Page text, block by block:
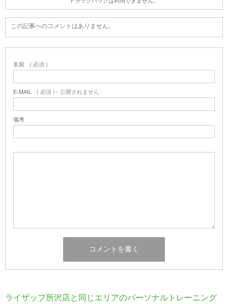
この記事へのコメントはありません。
名前 ( 必須 )
E-MAIL ( 必須 ) - 公開されません -
備考
ライザップ所沢店と同じエリアのパーソナルトレーニング